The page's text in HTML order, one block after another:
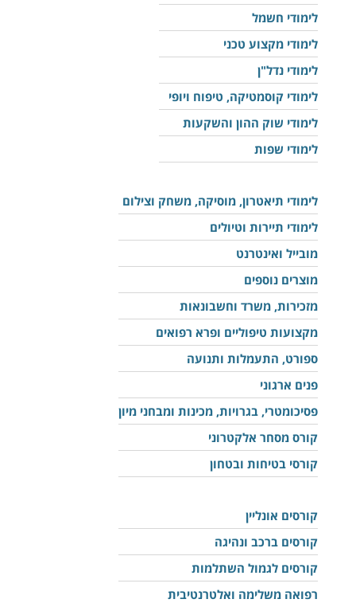
לימודי חשמל
לימודי מקצוע טכני
לימודי נדל"ן
לימודי קוסמטיקה, טיפוח ויופי
לימודי שוק ההון והשקעות
לימודי שפות
לימודי תיאטרון, מוסיקה, משחק וצילום
לימודי תיירות וטיולים
מובייל ואינטרנט
מוצרים נוספים
מזכירות, משרד וחשבונאות
מקצועות טיפוליים ופרא רפואים
ספורט, התעמלות ותנועה
פנים ארגוני
פסיכומטרי, בגרויות, מכינות ומבחני מיון
קורס מסחר אלקטרוני
קורסי בטיחות ובטחון
קורסים אונליין
קורסים ברכב ונהיגה
קורסים לגמול השתלמות
רפואה משלימה ואלטרנטיבית